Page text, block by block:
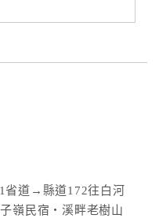
道→縣道172往白河
嶺民宿‧溪畔老樹山